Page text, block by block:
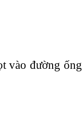
vào đường